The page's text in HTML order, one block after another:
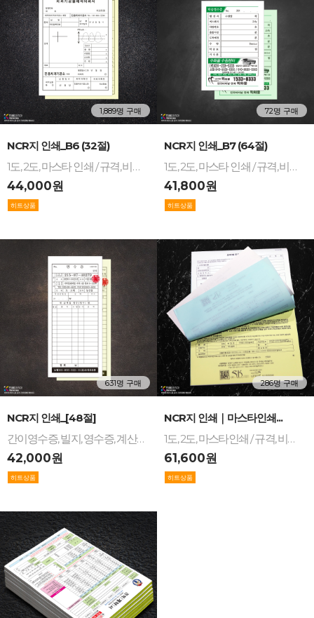
1,889명 구매
NCR지 인쇄_B6 (32절)
1도, 2도, 마스타 인쇄 / 규격, 비규격 / 32절, B6 / NCR지 거래명세서, 발주서, 영수증, 제작의뢰서 등
44,000원
72명 구매
NCR지 인쇄_B7 (64절)
1도, 2도, 마스타 인쇄 / 규격, 비규격 / 64절, B7 / NCR지 영수증, 예약증, 의뢰서, 발주서 제작
41,800원
631명 구매
NCR지 인쇄_[48절]
간이영수증, 빌지, 영수증, 계산서, 검수표 등 제작
42,000원
286명 구매
NCR지 인쇄｜마스타인쇄...
1도, 2도, 마스타인쇄 / 규격, 비규격 / A4, A5, A6, 8절, 16절, 32절, 48절, 64절 / NCR지 거래명세서, 거래명세표, 입금표, 영수증, 계약서, 세금계산서, 빌지 등
61,600원